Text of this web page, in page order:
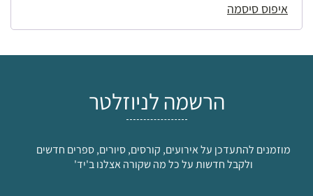
איפוס סיסמה
הרשמה לניוזלטר
מוזמנים להתעדכן על אירועים, קורסים, סיורים, ספרים חדשים
ולקבל חדשות על כל מה שקורה אצלנו ב'יד'